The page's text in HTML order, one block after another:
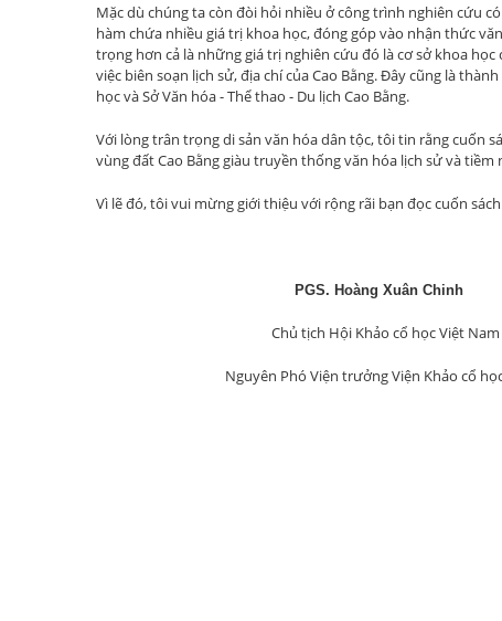
Mặc dù chúng ta còn đòi hỏi nhiều ở công trình nghiên cứu
hàm chứa nhiều giá trị khoa học, đóng góp vào nhận thức
trọng hơn cả là những giá trị nghiên cứu đó là cơ sở khoa
việc biên soạn lịch sử, địa chí của Cao Bằng. Đây cũng là
học và Sở Văn hóa - Thể thao - Du lịch Cao Bằng.
Với lòng trân trọng di sản văn hóa dân tộc, tôi tin rằng cuốn
vùng đất Cao Bằng giàu truyền thống văn hóa lịch sử và tiềm
Vì lẽ đó, tôi vui mừng giới thiệu với rộng rãi bạn đọc cuốn
PGS. Hoàng Xuân Chinh
Chủ tịch Hội Khảo cổ học Việt Nam
Nguyên Phó Viện trưởng Viện Khảo cổ học